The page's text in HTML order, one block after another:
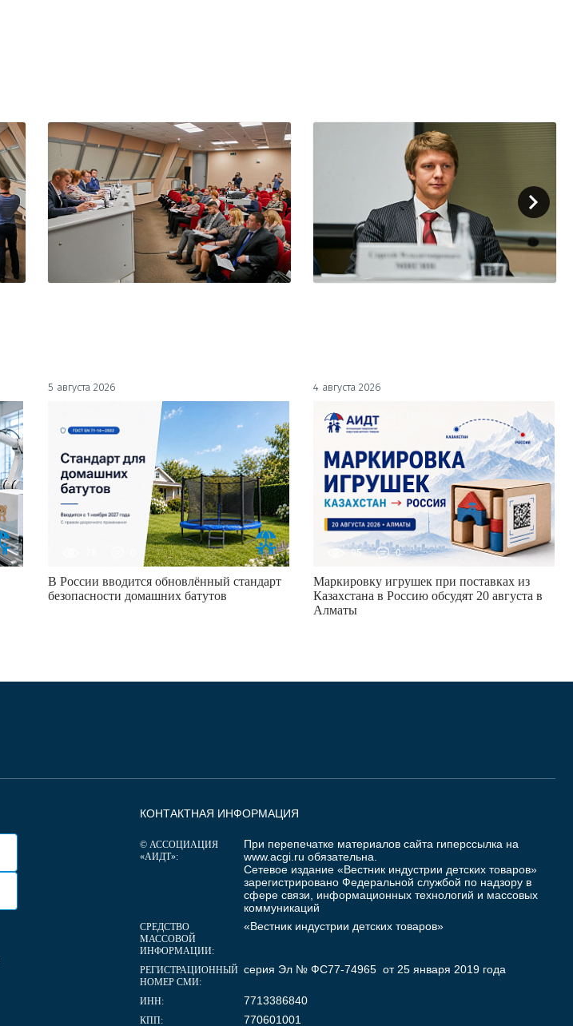
5 августа 2026
В России вводится обновлённый стандарт
безопасности домашних батутов
4 августа 2026
95 0
Маркировку игрушек при поставках из
Казахстана в Россию обсудят 20 августа в
Алматы
КОНТАКТНАЯ ИНФОРМАЦИЯ
© АССОЦИАЦИЯ
«АИДТ»:
При перепечатке материалов сайта гиперссылка на
www.acgi.ru обязательна.
Сетевое издание «Вестник индустрии детских товаров»
зарегистрировано Федеральной службой по надзору в
сфере связи, информационных технологий и массовых
коммуникаций
СРЕДСТВО
МАССОВОЙ
ИНФОРМАЦИИ:
«Вестник индустрии детских товаров»
РЕГИСТРАЦИОННЫЙ
НОМЕР СМИ:
серия Эл № ФС77-74965 от 25 января 2019 года
ИНН: 7713386840
КПП: 770601001